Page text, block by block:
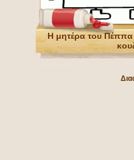
Η μητέρα του Πέππα